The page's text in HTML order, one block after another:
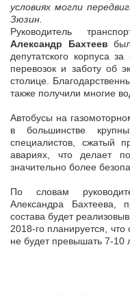
условиях могли
Зюзин.
Руководитель
Александр Бахтеев
депутатского корпуса
перевозок и заботу об
столице.
также получили многие
Автобусы на
в большинстве
специалистов, сжатый
авариях, что делает
значительно более
По словам
Александра Бахтеева,
состава будет
2018-го планируется, что
не будет превышать 7-10